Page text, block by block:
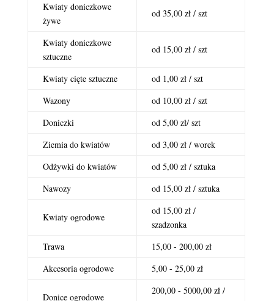
Kwiaty doniczkowe
żywe
od 35,00 zł / szt
Kwiaty doniczkowe
sztuczne
od 15,00 zł / szt
Kwiaty cięte sztuczne
od 1,00 zł / szt
Wazony
od 10,00 zł / szt
Doniczki
od 5,00 zł/ szt
Ziemia do kwiatów
od 3,00 zł / worek
Odżywki do kwiatów
od 5,00 zł / sztuka
Nawozy
od 15,00 zł / sztuka
Kwiaty ogrodowe
od 15,00 zł /
szadzonka
Trawa
15,00 - 200,00 zł
Akcesoria ogrodowe
5,00 - 25,00 zł
Donice ogrodowe
200,00 - 5000,00 zł /